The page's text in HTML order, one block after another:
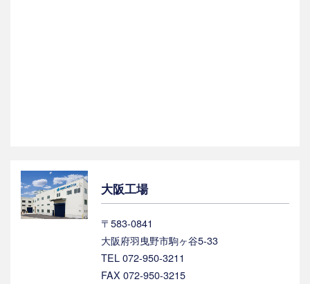
大阪工場
〒583-0841
大阪府羽曳野市駒ヶ谷5-33
TEL 072-950-3211
FAX 072-950-3215